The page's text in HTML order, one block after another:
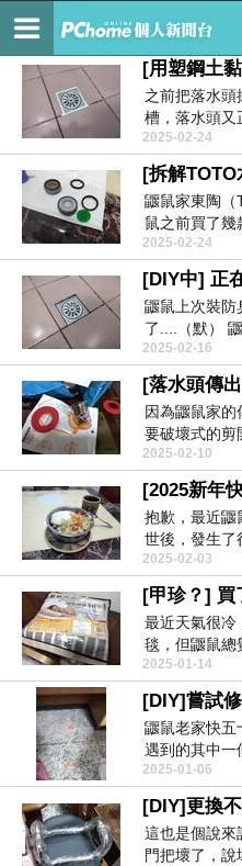
鼴鼠的個人惡趣味日誌
[用塑鋼土
之前把落水頭
槽，落水頭又
而...
2025-02-24
鼴鼠家東陶（
鼠之前買了
水！也就是...
2025-02-24
鼴鼠上次裝防
了....（默）
黏，...
2025-02-16
因為鼴鼠家
要破壞式的剪
了（...
2025-02-10
抱歉，最近鼴
世後，發生了
整...
2025-02-03
[甲珍？] 買
最近天氣很冷
毯，但鼴鼠總
子...
2025-01-14
鼴鼠老家快五
遇到的其中一
子地板的裂縫...
2025-01-06
[DIY]更換
這也是個說來
門把壞了，